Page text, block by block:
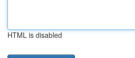
HTML is disabled